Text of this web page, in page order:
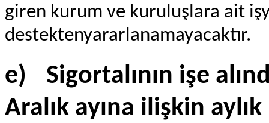
giren kurum ve kuruluşlara ait
destektenyararlanamayacaktır.
e)
Sigortalının işe
Aralık ayına ilişkin